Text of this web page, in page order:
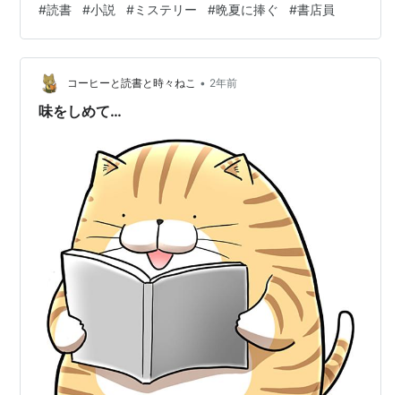
びました。というのも、この本は書店で起きた問題を
［書店員の杏子とアルバイトの多絵］が解決するという
日常系ミステリーが５本編集されています。なので、
『年始の空いた時間で軽く読むにはちょうどいいか
も？』と思って本棚にある「配達あかずきん」を探して
#読書 #小説 #ミステリー #晩夏に捧ぐ #書店員
コーヒーと読書と時々ねこ • 2年前
味をしめて…